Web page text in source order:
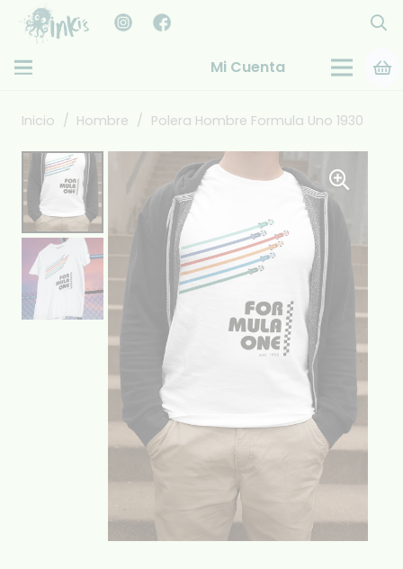
Mi Cuenta
Inicio / Hombre / Polera Hombre Formula Uno 1930